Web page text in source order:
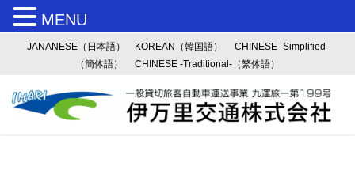
JANANESE（日本語） KOREAN（韓国語）
CHINESE -Simplified-
（簡体語）
CHINESE -Traditional-（繁体語）
MENU